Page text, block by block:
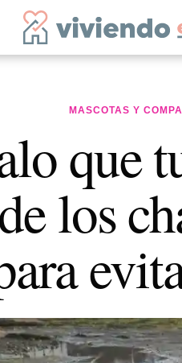
MASCOTAS Y
que
los